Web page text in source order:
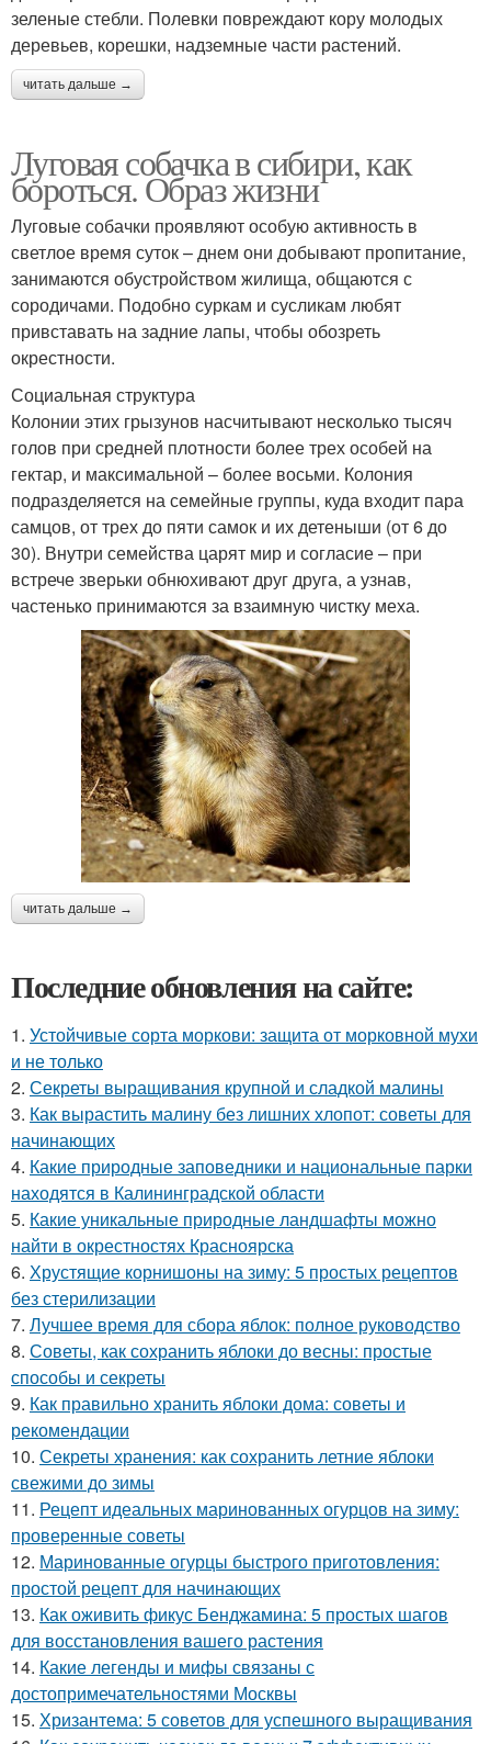
зеленые стебли. Полевки повреждают кору молодых
деревьев, корешки, надземные части растений.
читать дальше →
Луговая собачка в сибири, как
бороться. Образ жизни
Луговые собачки проявляют особую активность в
светлое время суток – днем они добывают пропитание,
занимаются обустройством жилища, общаются с
сородичами. Подобно суркам и сусликам любят
привставать на задние лапы, чтобы обозреть
окрестности.
Социальная структура
Колонии этих грызунов насчитывают несколько тысяч
голов при средней плотности более трех особей на
гектар, и максимальной – более восьми. Колония
подразделяется на семейные группы, куда входит пара
самцов, от трех до пяти самок и их детеныши (от 6 до
30). Внутри семейства царят мир и согласие – при
встрече зверьки обнюхивают друг друга, а узнав,
частенько принимаются за взаимную чистку меха.
читать дальше →
Последние обновления на сайте:
1. Устойчивые сорта моркови: защита от морковной мухи
и не только
2. Секреты выращивания крупной и сладкой малины
3. Как вырастить малину без лишних хлопот: советы для
начинающих
4. Какие природные заповедники и национальные парки
находятся в Калининградской области
5. Какие уникальные природные ландшафты можно
найти в окрестностях Красноярска
6. Хрустящие корнишоны на зиму: 5 простых рецептов
без стерилизации
7. Лучшее время для сбора яблок: полное руководство
8. Советы, как сохранить яблоки до весны: простые
способы и секреты
9. Как правильно хранить яблоки дома: советы и
рекомендации
10. Секреты хранения: как сохранить летние яблоки
свежими до зимы
11. Рецепт идеальных маринованных огурцов на зиму:
проверенные советы
12. Маринованные огурцы быстрого приготовления:
простой рецепт для начинающих
13. Как оживить фикус Бенджамина: 5 простых шагов
для восстановления вашего растения
14. Какие легенды и мифы связаны с
достопримечательностями Москвы
15. Хризантема: 5 советов для успешного выращивания